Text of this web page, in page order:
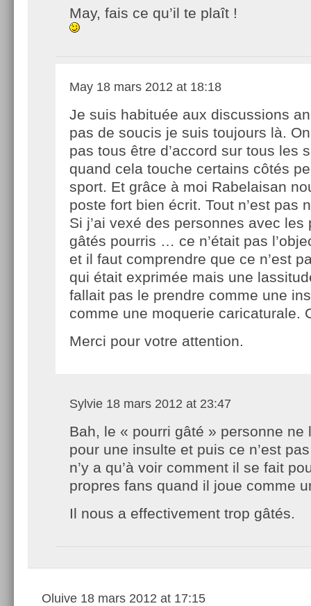
May, fais ce qu’il te plaît !
May 18 mars 2012 at 18:18
Je suis habituée aux discussions
pas de soucis je suis toujours là.
pas tous être d’accord sur tous les
quand cela touche certains côtés
sport. Et grâce à moi Rabelaisan
poste fort bien écrit. Tout n’est pas
Si j’ai vexé des personnes avec les
gâtés pourris … ce n’était pas
et il faut comprendre que ce n’est
qui était exprimée mais une
fallait pas le prendre comme une
comme une moquerie caricaturale.
Merci pour votre attention.
Sylvie 18 mars 2012 at 23:47
Bah, le « pourri gâté » personne ne
pour une insulte et puis ce n’est
n’y a qu’à voir comment il se fait
propres fans quand il joue comme
Il nous a effectivement trop gâtés.
Oluive 18 mars 2012 at 17:15